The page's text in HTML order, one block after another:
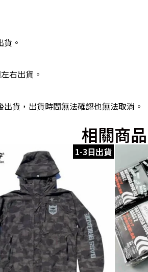
。
右出貨。
貨，出貨時間無法確認也無法取消。
相關商品
1-3日出貨